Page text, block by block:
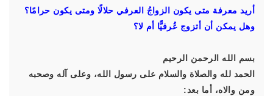
أريد معرفة متى يكون الزواجُ العرفي حلالًا ومتى يكون حرامًا؟
وهل يمكن أن أتزوج عُرفيًّا أم لا؟
بسم الله الرحمن الرحيم
الحمد لله والصلاة والسلام على رسول الله، وعلى آله وصحبه
ومن والاه، أما بعد: